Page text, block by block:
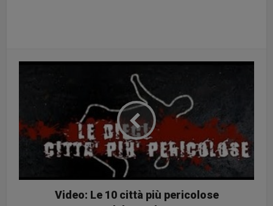
Video: Le 10 città più pericolose